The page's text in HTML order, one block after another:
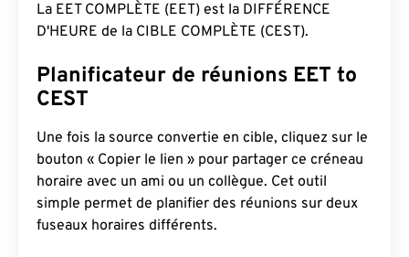
La EET COMPLÈTE (EET) est la DIFFÉRENCE
D'HEURE de la CIBLE COMPLÈTE (CEST).
Planificateur de réunions EET to
CEST
Une fois la source convertie en cible, cliquez sur le
bouton « Copier le lien » pour partager ce créneau
horaire avec un ami ou un collègue. Cet outil
simple permet de planifier des réunions sur deux
fuseaux horaires différents.